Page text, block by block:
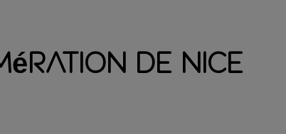
de Nice